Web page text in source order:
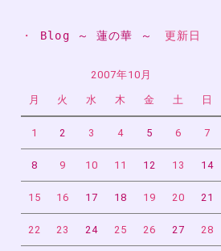
・ Blog ～ 蓮の華 ～ 更新日
2007年10月
月 火 水 木 金 土 日
1 2 3 4 5 6 7
8 9 10 11 12 13 14
15 16 17 18 19 20 21
22 23 24 25 26 27 28